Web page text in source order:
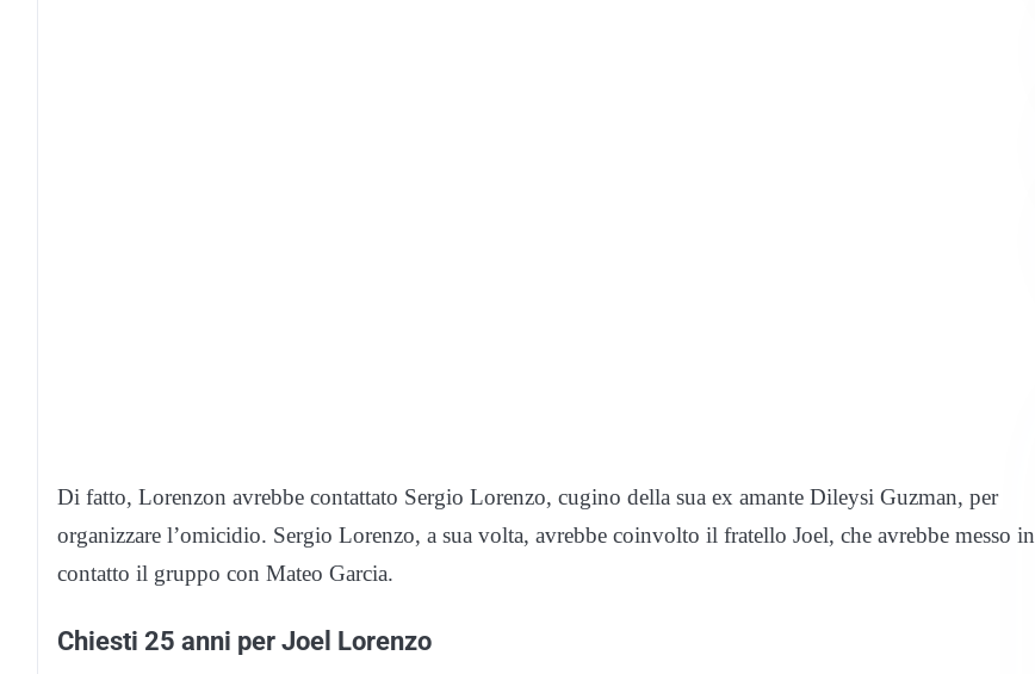
Di fatto, Lorenzon avrebbe contattato Sergio Lorenzo, cugino della sua ex amante Dileysi Guzman, per
organizzare l’omicidio. Sergio Lorenzo, a sua volta, avrebbe coinvolto il fratello Joel, che avrebbe messo in
contatto il gruppo con Mateo Garcia.
Chiesti 25 anni per Joel Lorenzo